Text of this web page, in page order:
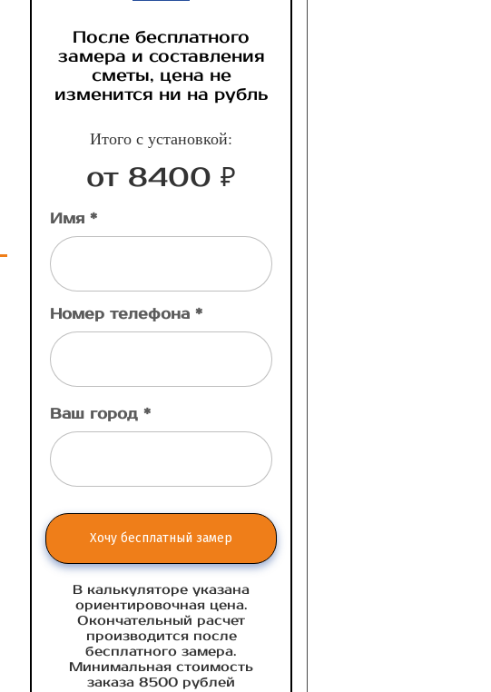
После бесплатного
замера и составления
сметы, цена не
изменится ни на рубль
Итого с установкой:
от 8400 ₽
Имя *
Номер телефона *
Ваш город *
Хочу бесплатный замер
В калькуляторе указана
ориентировочная цена.
Окончательный расчет
производится после
бесплатного замера.
Минимальная стоимость
заказа 8500 рублей